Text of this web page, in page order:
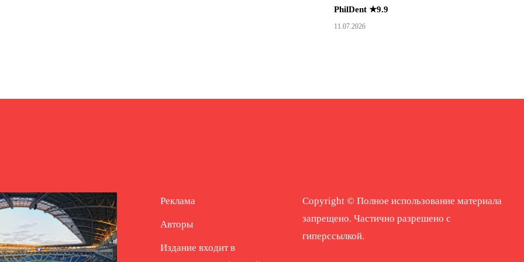
PhilDent ★9.9
11.07.2026
Реклама
Авторы
Издание входит в
Copyright © Полное использование материала
запрещено. Частично разрешено с
гиперссылкой.